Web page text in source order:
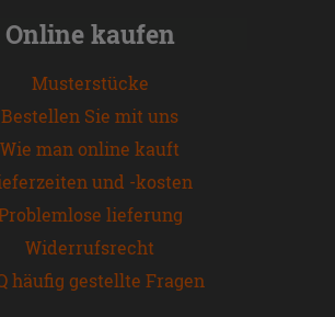
Online kaufen
Musterstücke
Bestellen Sie mit uns
Wie man online kauft
und -kosten
lieferung
Widerrufsrecht
häufig gestellte Fragen